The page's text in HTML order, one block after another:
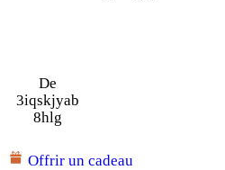
De
3iqskjyab
8hlg
Offrir un cadeau